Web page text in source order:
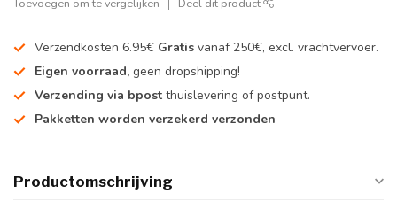
Toevoegen om te vergelijken Deel dit product
Verzendkosten 6.95€ Gratis vanaf 250€, excl. vrachtvervoer.
Eigen voorraad, geen dropshipping!
Verzending via bpost thuislevering of postpunt.
Pakketten worden verzekerd verzonden
Productomschrijving